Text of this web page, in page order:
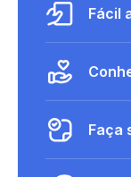
Fácil
Faça